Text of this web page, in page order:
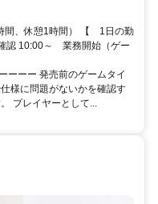
間、休憩1時間） 【 1日の勤
10:00～ 業務開始（ゲー
ーーー 発売前のゲームタイ
様に問題がないかを確認す
プレイヤーとして...